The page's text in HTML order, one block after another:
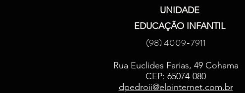
UNIDADE
EDUCAÇÃO INFANTIL
(98) 4009-7911
Rua Euclides Farias, 49 Cohama
CEP: 65074-080
dpedroii@elointernet.com.br